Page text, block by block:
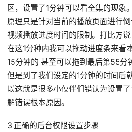
区，设置了1分钟可以看全集的现象
原理只是针对当前的播放页面进行
视频播放进度时间的限制。打比方说
在这1分种内我可以拖动进度条来看
15分钟的 甚至可以拖到最后第55分
但是到了我们设定的1分钟的时间后
以这就是很多小伙伴们错认为设置
解错误根本原因。
3.正确的后台权限设置步骤